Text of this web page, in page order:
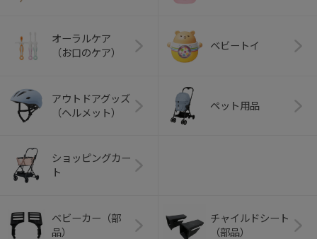
オーラルケア
（お口のケア）
ベビートイ
アウトドアグッズ
（ヘルメット）
ペット用品
ショッピングカー
ト
ベビーカー（部
品）
チャイルドシート
（部品）